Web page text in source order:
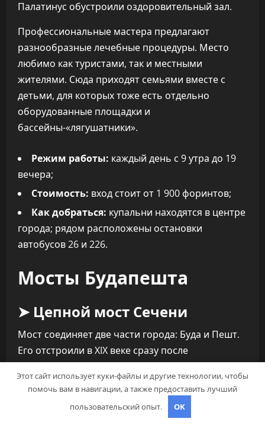
Палатинус обустроили оздоровительный зал.
Профессиональные мастера предлагают
разнообразные лечебные процедуры. Место
любимо как туристами, так и местными
жителями. Сюда приходят семьями вместе с
детьми, для которых тоже есть отдельно
оборудованные площадки и
бассейны-«лягушатники».
Режим работы: каждый день с 9 утра до 19
вечера;
Стоимость: вход стоит от 1 900 форинтов;
Как добраться: купальни находятся в центре
города; рядом расположены остановки
автобусов 26 и 226.
Мосты Будапешта
➤ Цепной мост Сечени
Мост соединяет две части города: Буда и Пешт.
Его отстроили в XIX веке сразу после
революционных событий в Венгрии. На тот
период это был один из самых длинных мостов в
мире! Его длина составляет более 200 метров.
Кроме этого, технологические и
Этот сайт использует куки-файлы и другие технологии, чтобы
помочь вам в навигации, а также предоставить лучший
пользовательский опыт.
OK